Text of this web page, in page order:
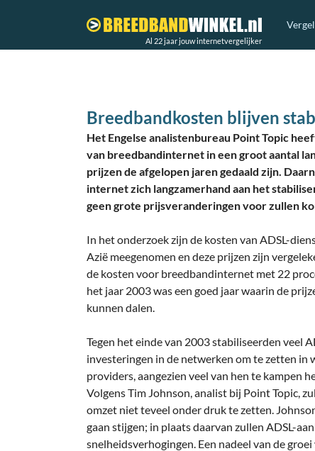
Al 22 jaar jouw internetvergelijker
Breedbandkosten blijven
Het Engelse analistenbureau Point Topic
van breedbandinternet in een groot aantal
prijzen de afgelopen jaren gedaald zijn.
internet zich langzamerhand aan het
geen grote prijsveranderingen voor zullen
In het onderzoek zijn de kosten van ADSL-
Azië meegenomen en deze prijzen zijn
de kosten voor breedbandinternet met 22
het jaar 2003 was een goed jaar waarin de
kunnen dalen.
Tegen het einde van 2003 stabiliseerden veel
investeringen in de netwerken om te zetten in
providers, aangezien veel van hen te kampen
Volgens Tim Johnson, analist bij Point Topic,
omzet niet teveel onder druk te zetten.
gaan stijgen; in plaats daarvan zullen ADSL-
snelheidsverhogingen. Een nadeel van de